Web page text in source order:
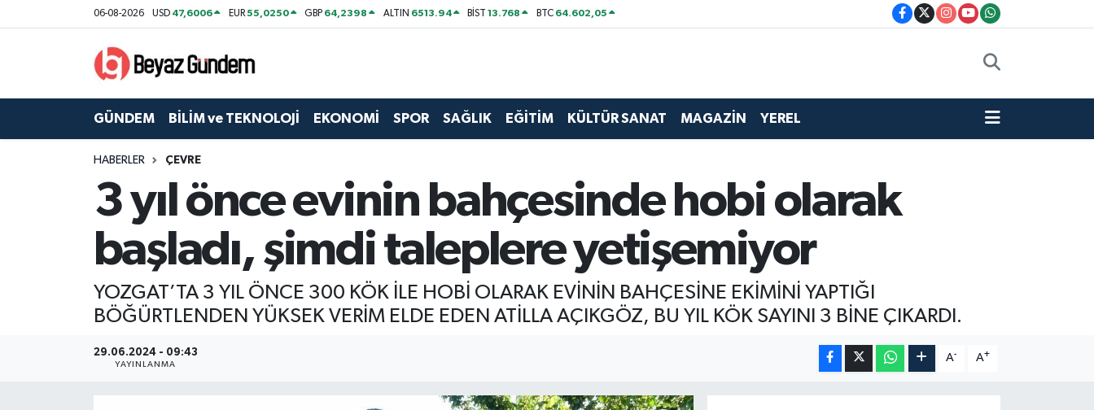
06-08-2026 USD 47,6006 EUR55,0250 GBP 64,2398 ALTIN 6513.94 BİST13.768 BTC 64.602,05
GÜNDEM BİLİM ve TEKNOLOJİ EKONOMİ SPOR SAĞLIK EĞİTİM KÜLTÜR SANAT MAGAZİN YEREL
HABERLER ÇEVRE
3 yıl önce evinin bahçesinde hobi olarak
başladı, şimdi taleplere yetişemiyor
YOZGAT’TA 3 YIL ÖNCE 300 KÖK İLE HOBİ OLARAK EVİNİN BAHÇESİNE EKİMİNİ YAPTIĞI
BÖĞÜRTLENDEN YÜKSEK VERİM ELDE EDEN ATİLLA AÇIKGÖZ, BU YIL KÖK SAYINI 3 BİNE ÇIKARDI.
29.06.2024 - 09:43
YAYINLANMA
A- A+
GÜNDEM
BİLİM ve TEKNOLOJİ
KÜLTÜR SANAT
MAGAZİN
Hava Durumu
Trafik Durumu
Tüm Manşetler
Son Dakika Haberleri
Haber Arşivi